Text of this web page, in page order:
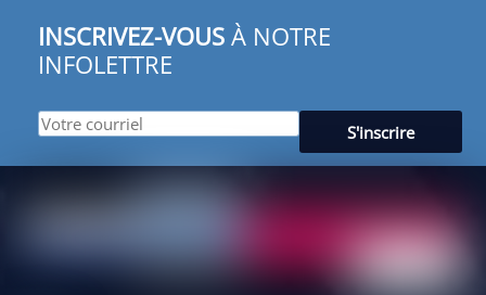
INSCRIVEZ-VOUS À NOTRE
INFOLETTRE